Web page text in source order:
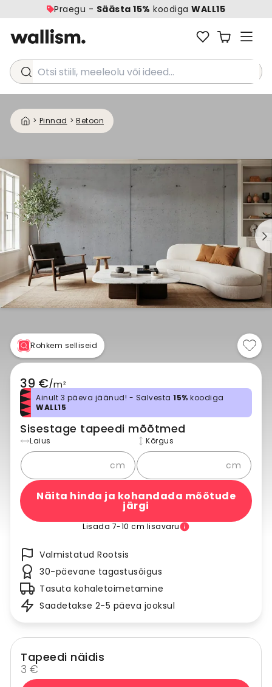
Praegu - Säästa 15% koodiga WALL15
Otsi stiili, meeleolu või ideed...
> Pinnad > Betoon
Rohkem selliseid
39 €/m²
Ainult 3 päeva jäänud! - Salvesta 15% koodiga
WALL15
Sisestage tapeedi mõõtmed
Laius
cm
Kõrgus
cm
Näita hinda ja kohandada mõõtude
järgi
Lisada 7-10 cm lisavaru
Valmistatud Rootsis
30-päevane tagastusõigus
Tasuta kohaletoimetamine
Saadetakse 2-5 päeva jooksul
Tapeedi näidis
3 €